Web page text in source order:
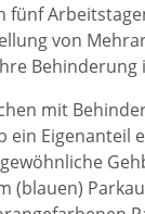
fünf
von
mit
Eigenanteil
(blauen)